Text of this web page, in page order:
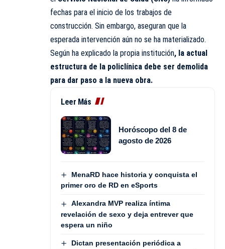
fechas para el inicio de los trabajos de
construcción. Sin embargo, aseguran que la
esperada intervención aún no se ha materializado.
Según ha explicado la propia institución, la actual
estructura de la policlínica debe ser demolida
para dar paso a la nueva obra.
Leer Más
Horóscopo del 8 de
agosto de 2026
MenaRD hace historia y conquista el
primer oro de RD en eSports
Alexandra MVP realiza íntima
revelación de sexo y deja entrever que
espera un niño
Dictan presentación periódica a